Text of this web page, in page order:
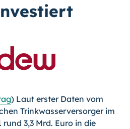
) Laut erster Daten vom
Trinkwasserversorger im
3,3 Mrd. Euro in die